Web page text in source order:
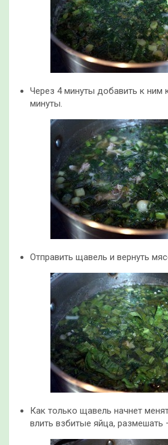
Через 4 минуты добавить к ним
минуты.
Отправить щавель и вернуть
Как только щавель начнет
влить взбитые яйца, размешать